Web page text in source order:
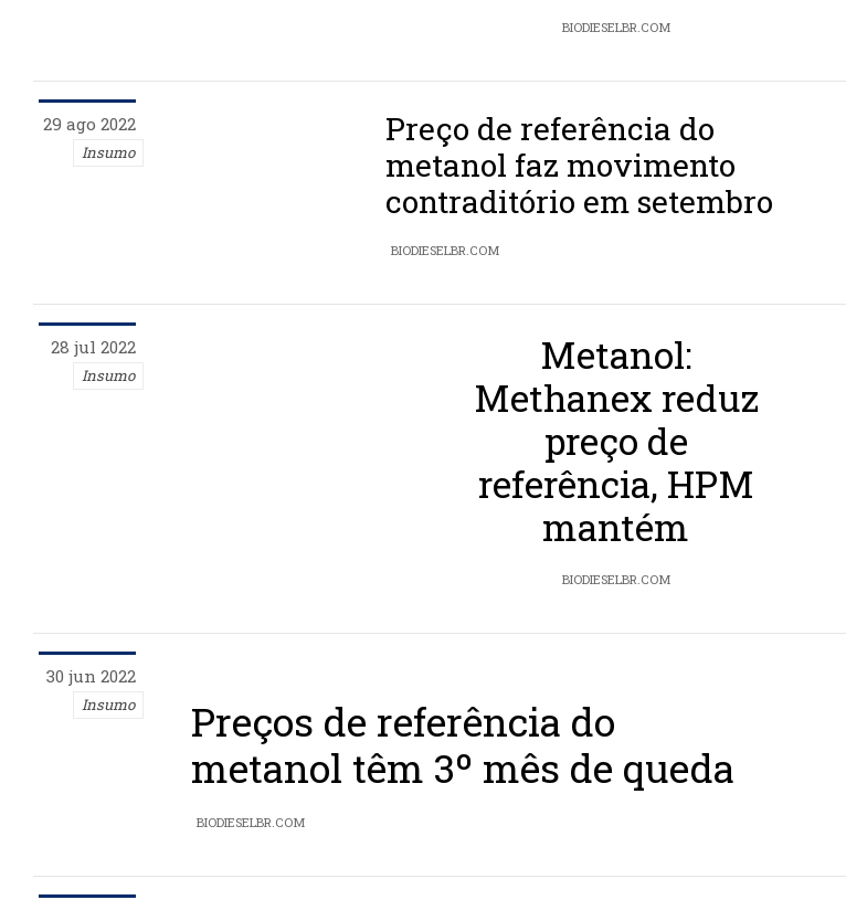
BIODIESELBR.COM
29 ago 2022
Insumo
Preço de referência do
metanol faz movimento
contraditório em setembro
BIODIESELBR.COM
28 jul 2022
Insumo
Metanol:
Methanex reduz
preço de
referência, HPM
mantém
BIODIESELBR.COM
30 jun 2022
Insumo
Preços de referência do
metanol têm 3º mês de queda
BIODIESELBR.COM